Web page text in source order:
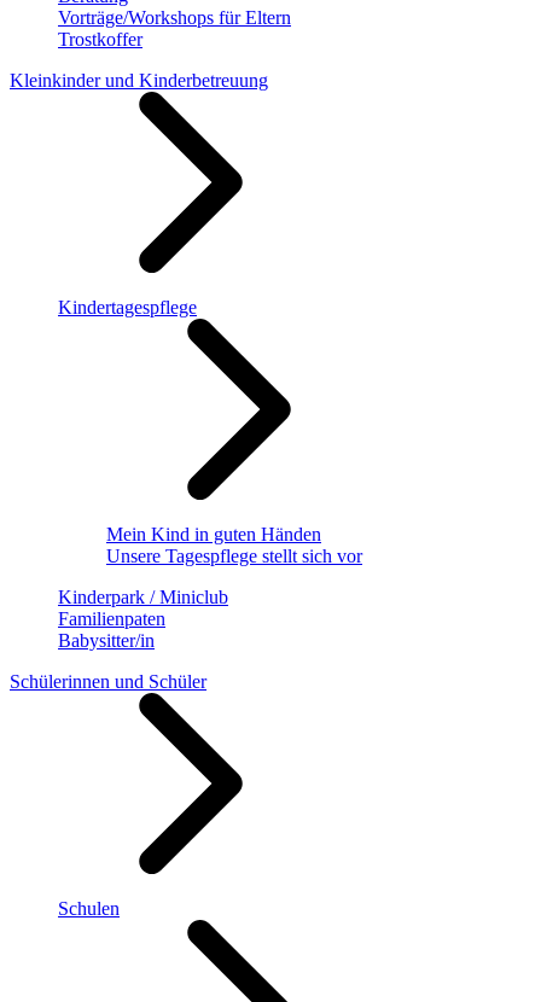
Vorträge/Workshops für Eltern
Trostkoffer
Kleinkinder und Kinderbetreuung
Kindertagespflege
Mein Kind in guten Händen
Unsere Tagespflege stellt sich vor
Kinderpark / Miniclub
Familienpaten
Babysitter/in
Schülerinnen und Schüler
Schulen